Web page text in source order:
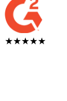
★★★★★